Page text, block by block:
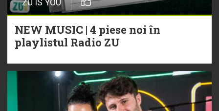
ZU IS YOU
NEW MUSIC | 4 piese noi în
playlistul Radio ZU